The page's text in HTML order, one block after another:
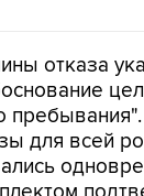
отказа
для всей